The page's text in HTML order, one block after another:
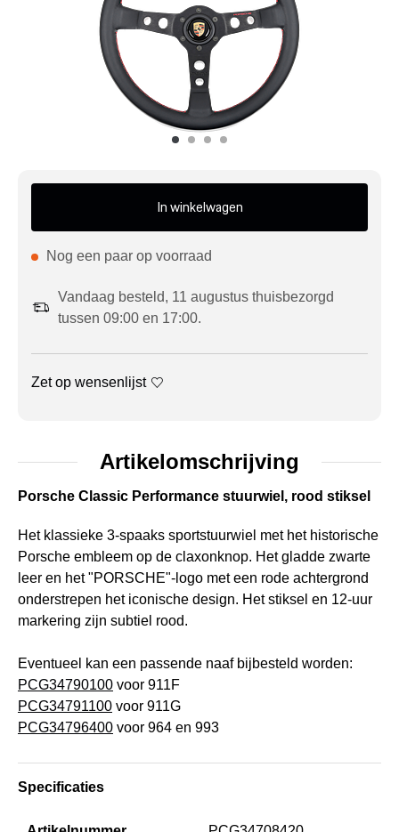
Porsche informatie
In winkelwagen
Nog een paar op voorraad
Vandaag besteld, 11 augustus thuisbezorgd
tussen 09:00 en 17:00.
Zet op wensenlijst
Artikelomschrijving
Porsche Classic Performance stuurwiel, rood stiksel
Het klassieke 3-spaaks sportstuurwiel met het historische
Porsche embleem op de claxonknop. Het gladde zwarte
leer en het "PORSCHE"-logo met een rode achtergrond
onderstrepen het iconische design. Het stiksel en 12-uur
markering zijn subtiel rood.
Eventueel kan een passende naaf bijbesteld worden:
PCG34790100 voor 911F
PCG34791100 voor 911G
PCG34796400 voor 964 en 993
Specificaties